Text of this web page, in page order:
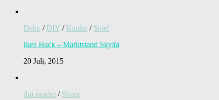
Deko / DIY / Kinder / Spiel
Ikea Hack – Marktstand Skylta
20 Juli, 2015
dm insider / Shops